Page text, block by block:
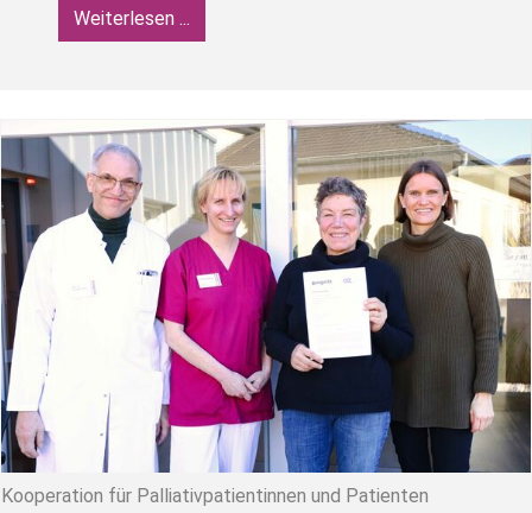
Weiterlesen ...
Kooperation für Palliativpatientinnen und Patienten